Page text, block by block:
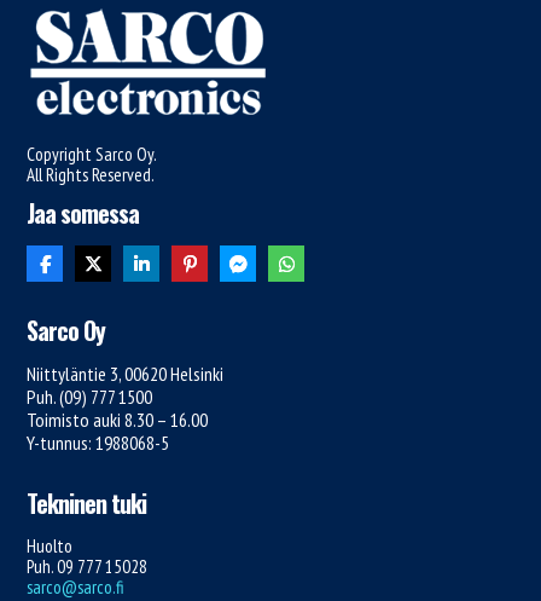
Copyright Sarco Oy.
All Rights Reserved.
Jaa somessa
Sarco Oy
Niittyläntie 3, 00620 Helsinki
Puh. (09) 777 1500
Toimisto auki 8.30 – 16.00
Y-tunnus: 1988068-5
Tekninen tuki
Huolto
Puh. 09 777 15028
sarco@sarco.fi